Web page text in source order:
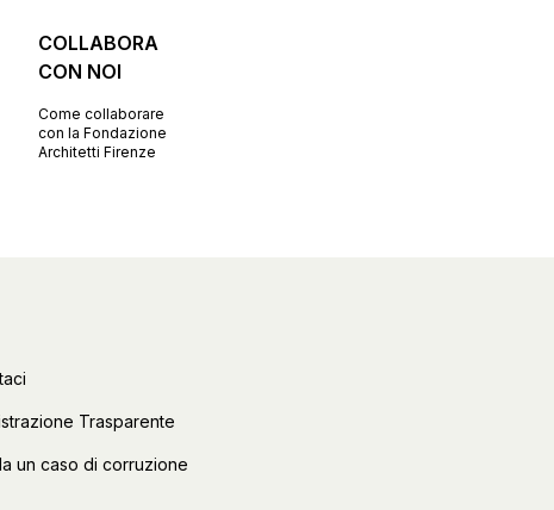
COLLABORA
CON NOI
Come collaborare
con la Fondazione
Architetti Firenze
Trasparente
un caso di corruzione